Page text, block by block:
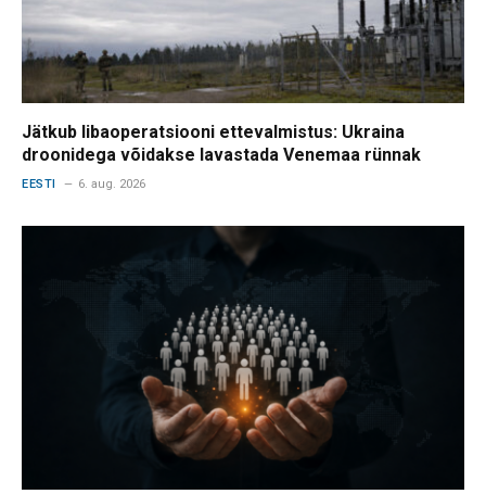
Jätkub libaoperatsiooni ettevalmistus: Ukraina
droonidega võidakse lavastada Venemaa rünnak
EESTI 6. aug. 2026